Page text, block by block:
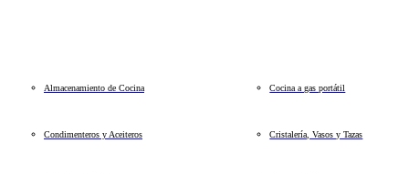
Almacenamiento de Cocina Cocina a gas portátil
Condimenteros y Aceiteros Cristalería, Vasos y Tazas